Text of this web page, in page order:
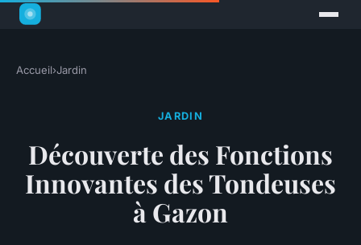
Accueil›Jardin
JARDIN
Découverte des Fonctions
Innovantes des Tondeuses
à Gazon